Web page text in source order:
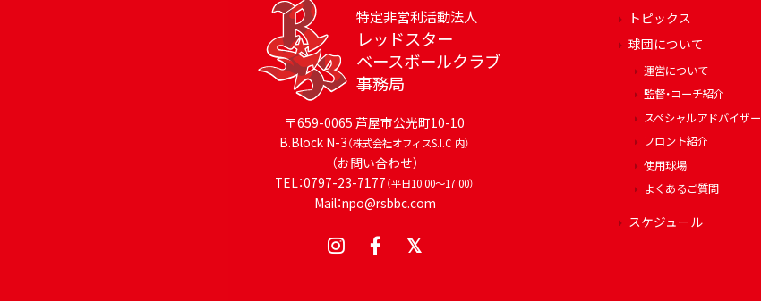
特定非営利活動法人
レッドスター
ベースボールクラブ
事務局
〒659-0065 芦屋市公光町10-10
B.Block N-3（株式会社オフィスS.I.C 内）
（お問い合わせ）
TEL：0797-23-7177（平日10:00～17:00）
Mail：npo@rsbbc.com
トピックス
球団について
運営について
監督・コーチ紹介
スペシャルアドバイザー
フロント紹介
使用球場
よくあるご質問
スケジュール